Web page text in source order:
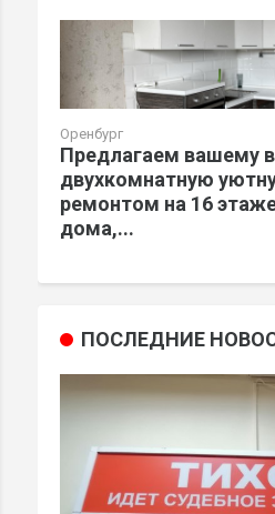
Оренбург
Предлагаем вашему
двухкомнатную
ремонтом на 16
дома,...
ПОСЛЕДНИЕ